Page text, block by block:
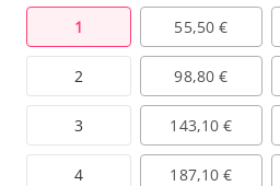
1
2
3
4
55,50 €
98,80 €
143,10 €
187,10 €